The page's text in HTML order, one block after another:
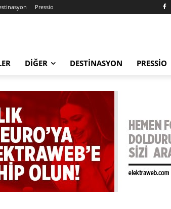
Pressio
DIĞER DESTINASYON PRESSIO